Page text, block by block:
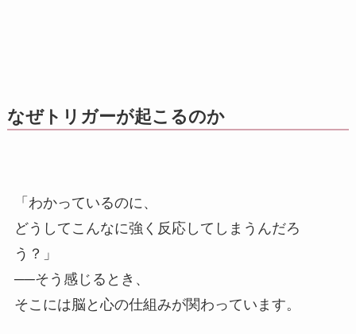
なぜトリガーが起こるのか
「わかっているのに、
どうしてこんなに強く反応してしまうんだろ
う？」
──そう感じるとき、
そこには脳と心の仕組みが関わっています。